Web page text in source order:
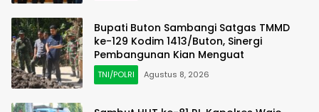
Bupati Buton Sambangi Satgas TMMD
ke-129 Kodim 1413/Buton, Sinergi
Pembangunan Kian Menguat
TNI/POLRI Agustus 8, 2026